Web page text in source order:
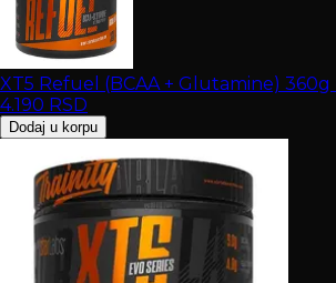
XT5 Refuel (BCAA + Glutamine)
4.190 RSD
Dodaj u korpu